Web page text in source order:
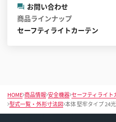
お問い合わせ
商品ラインナップ
セーフティライトカーテン
HOME 商品情報 安全機器 セーフティライト
型式一覧・外形寸法図 本体 堅牢タイプ 24